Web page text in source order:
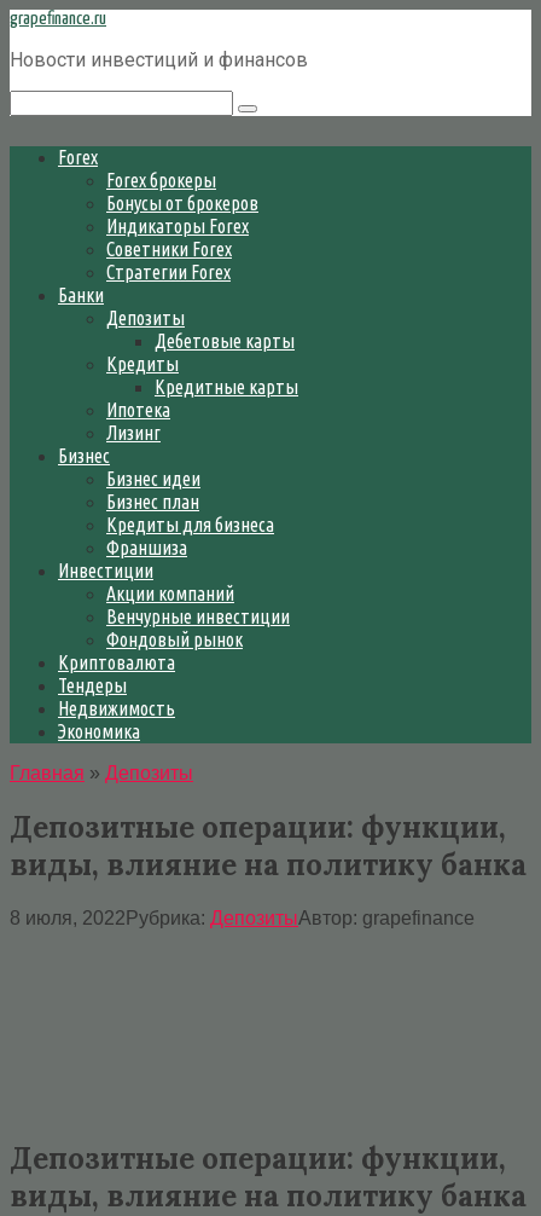
Перейти
контенту
grapefinance.ru
Новости инвестиций и финансов
Forex
Forex брокеры
Бонусы от брокеров
Индикаторы Forex
Советники Forex
Стратегии Forex
Банки
Депозиты
Дебетовые карты
Кредиты
Кредитные карты
Ипотека
Лизинг
Бизнес
Бизнес идеи
Бизнес план
Кредиты для бизнеса
Франшиза
Инвестиции
Акции компаний
Венчурные инвестиции
Фондовый рынок
Криптовалюта
Тендеры
Недвижимость
Экономика
Главная » Депозиты
Депозитные операции: функции,
виды, влияние на политику банка
8 июля, 2022 Рубрика: ДепозитыАвтор: grapefinance
Депозитные операции: функции,
виды, влияние на политику банка